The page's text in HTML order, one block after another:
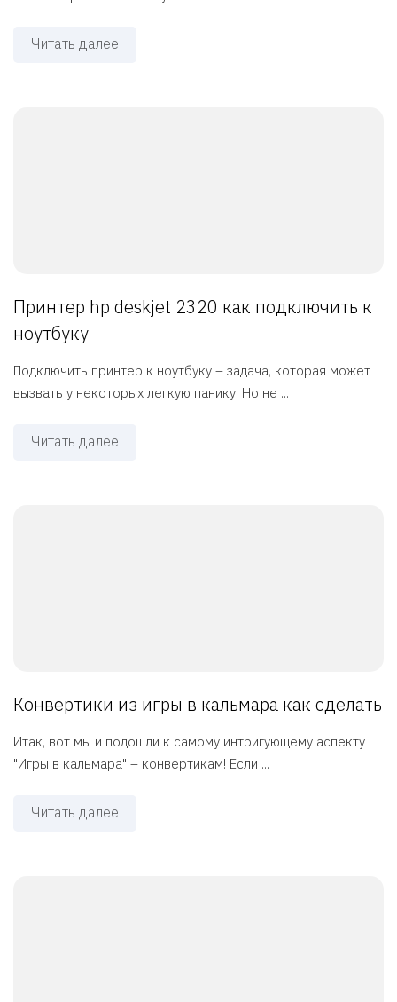
Читать далее
Принтер hp deskjet 2320 как подключить к
ноутбуку
Подключить принтер к ноутбуку – задача, которая может
вызвать у некоторых легкую панику. Но не ...
Читать далее
Конвертики из игры в кальмара как сделать
Итак, вот мы и подошли к самому интригующему аспекту
"Игры в кальмара" – конвертикам! Если ...
Читать далее